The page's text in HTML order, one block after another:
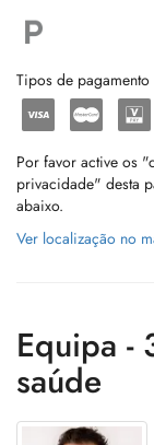
Tipos de pagamento
Por favor active os
privacidade" desta
abaixo.
Ver localização no
Equipa -
saúde